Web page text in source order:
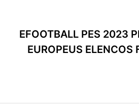
EFOOTBALL PES 2023
EUROPEUS ELENCOS